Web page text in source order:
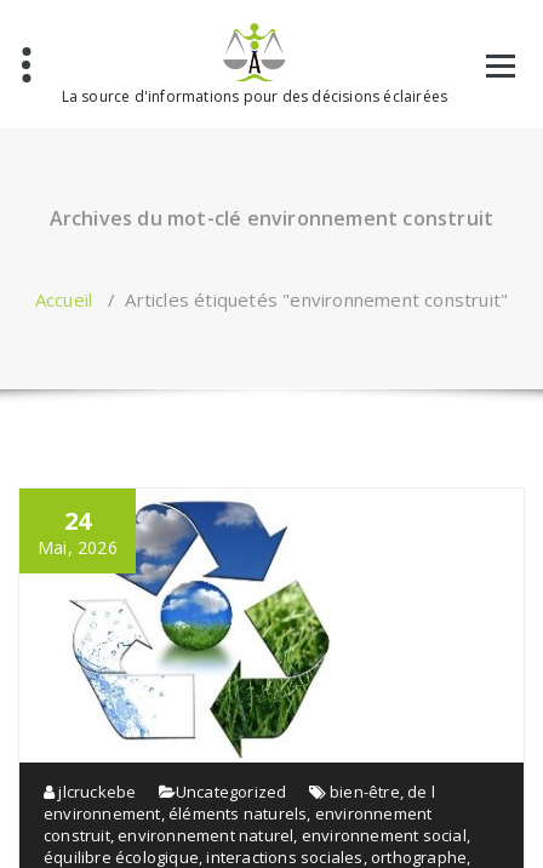
contenu
La source d'informations pour des décisions éclairées
Archives du mot-clé environnement construit
Accueil /Articles étiquetés "environnement construit"
24
Mai, 2026
jlcruckebe Uncategorized bien-être ,de l
environnement ,éléments naturels environnement
construit,environnement naturel environnement social
équilibre écologique ,interactions sociales ,orthographe